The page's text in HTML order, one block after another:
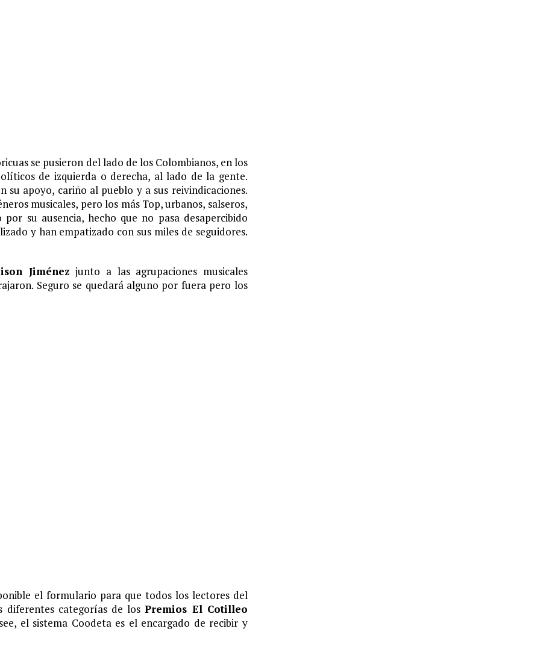
se pusieron del lado de los Colombianos, en los
de izquierda o derecha, al lado de la gente.
su apoyo, cariño al pueblo y a sus reivindicaciones.
musicales, pero los más Top, urbanos, salseros,
su ausencia, hecho que no pasa desapercibido
y han empatizado con sus miles de seguidores.
Jiménez junto a las agrupaciones musicales
Seguro se quedará alguno por fuera pero los
el formulario para que todos los lectores del
diferentes categorías de losPremios El Cotilleo
el sistema Coodeta es el encargado de recibir y